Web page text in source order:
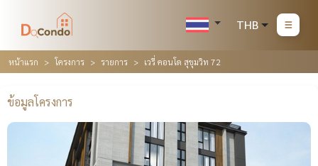
THB
หน้าแรก โครงการ รายการ เวรี่ คอนโด สุขุมวิท 72
ข้อมูลโครงการ